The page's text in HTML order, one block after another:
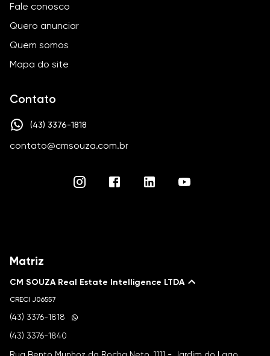
Fale conosco
Quero anunciar
Quem somos
Mapa do site
Contato
(43) 3376-1818
contato@cmsouza.com.br
Matriz
CM SOUZA Real Estate Intelligence LTDA
CRECI J06557
(43) 3376-1818
(43) 3376-1840